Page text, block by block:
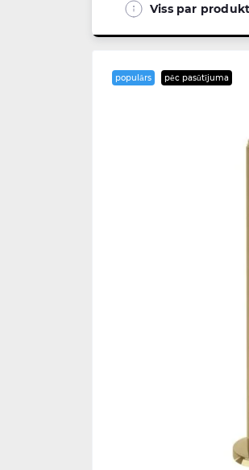
Viss par
populārs pēc pasūtījuma